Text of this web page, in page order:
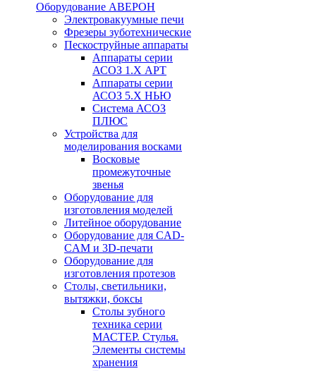
Оборудование АВЕРОН
Электровакуумные печи
Фрезеры зуботехнические
Пескоструйные аппараты
Аппараты серии
АСОЗ 1.Х АРТ
Аппараты серии
АСОЗ 5.Х НЬЮ
Система АСОЗ
ПЛЮС
Устройства для
моделирования восками
Восковые
промежуточные
звенья
Оборудование для
изготовления моделей
Литейное оборудование
Оборудование для CAD-
CAM и 3D-печати
Оборудование для
изготовления протезов
Cтолы, светильники,
вытяжки, боксы
Столы зубного
техника серии
МАСТЕР. Стулья.
Элементы системы
хранения